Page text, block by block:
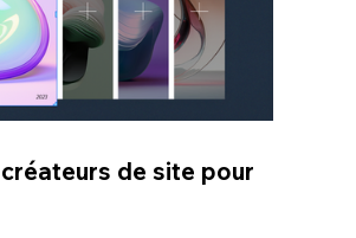
de site pour